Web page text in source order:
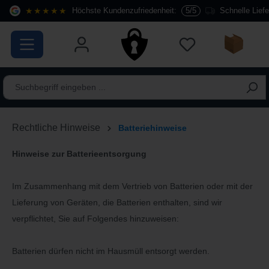
springen Schnelle
★★★★★ Höchste Kundenzufriedenheit: 5/5
Rechtliche Hinweise Batteriehinweise
Hinweise zur Batterieentsorgung
Im Zusammenhang mit dem Vertrieb von Batterien oder mit der
Lieferung von Geräten, die Batterien enthalten, sind wir
verpflichtet, Sie auf Folgendes hinzuweisen:
Batterien dürfen nicht im Hausmüll entsorgt werden.